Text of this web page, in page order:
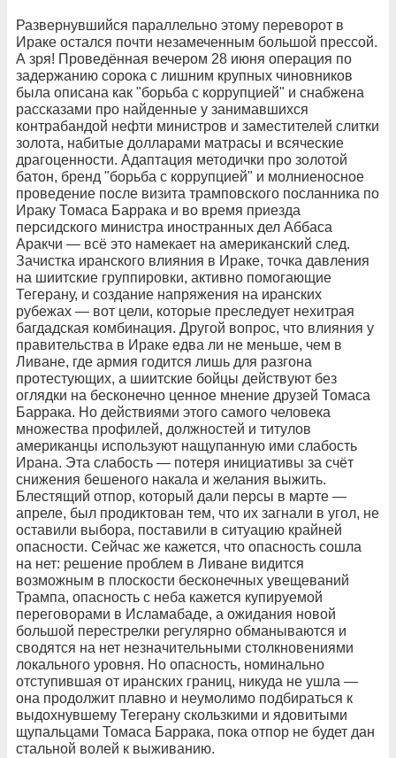
Развернувшийся параллельно этому переворот в
Ираке остался почти незамеченным большой прессой.
А зря! Проведённая вечером 28 июня операция по
задержанию сорока с лишним крупных чиновников
была описана как "борьба с коррупцией" и снабжена
рассказами про найденные у занимавшихся
контрабандой нефти министров и заместителей слитки
золота, набитые долларами матрасы и всяческие
драгоценности. Адаптация методички про золотой
батон, бренд "борьба с коррупцией" и молниеносное
проведение после визита трамповского посланника по
Ираку Томаса Баррака и во время приезда
персидского министра иностранных дел Аббаса
Аракчи — всё это намекает на американский след.
Зачистка иранского влияния в Ираке, точка давления
на шиитские группировки, активно помогающие
Тегерану, и создание напряжения на иранских
рубежах — вот цели, которые преследует нехитрая
багдадская комбинация. Другой вопрос, что влияния у
правительства в Ираке едва ли не меньше, чем в
Ливане, где армия годится лишь для разгона
протестующих, а шиитские бойцы действуют без
оглядки на бесконечно ценное мнение друзей Томаса
Баррака. Но действиями этого самого человека
множества профилей, должностей и титулов
американцы используют нащупанную ими слабость
Ирана. Эта слабость — потеря инициативы за счёт
снижения бешеного накала и желания выжить.
Блестящий отпор, который дали персы в марте —
апреле, был продиктован тем, что их загнали в угол, не
оставили выбора, поставили в ситуацию крайней
опасности. Сейчас же кажется, что опасность сошла
на нет: решение проблем в Ливане видится
возможным в плоскости бесконечных увещеваний
Трампа, опасность с неба кажется купируемой
переговорами в Исламабаде, а ожидания новой
большой перестрелки регулярно обманываются и
сводятся на нет незначительными столкновениями
локального уровня. Но опасность, номинально
отступившая от иранских границ, никуда не ушла —
она продолжит плавно и неумолимо подбираться к
выдохнувшему Тегерану скользкими и ядовитыми
щупальцами Томаса Баррака, пока отпор не будет дан
стальной волей к выживанию.